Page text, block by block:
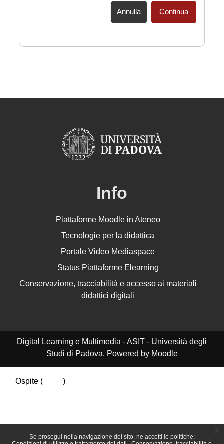
Se prosegui nella navigazione del sito, ne accetti le politiche:
Annulla Continua
Info
Piattaforme Moodle in Ateneo
Tecnologie per la didattica
Portale Video Mediaspace
Status Piattaforme Elearning
Conservazione, tracciabilità e accesso ai materiali
didattici digitali
Digital Learning e Multimedia - ASIT - Università degli
Studi di Padova. Powered by Moodle
Ospite (
)